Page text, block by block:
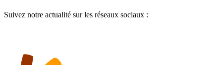
Suivez notre actualité sur les réseaux sociaux :